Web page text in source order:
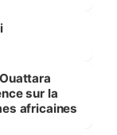
sur la
africaines